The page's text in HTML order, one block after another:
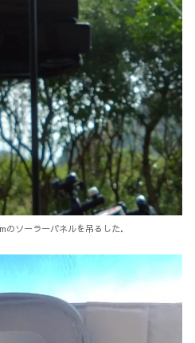
ソーラーパネルを吊るした．